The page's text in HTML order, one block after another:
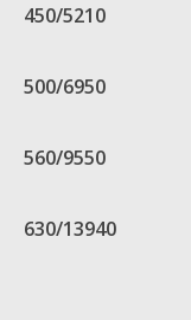
450/5210
500/6950
560/9550
630/13940